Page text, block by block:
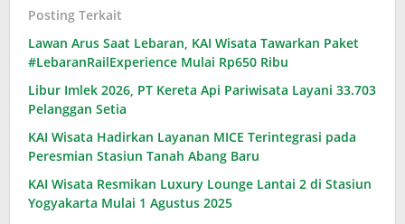
Posting Terkait
Lawan Arus Saat Lebaran, KAI Wisata Tawarkan Paket
#LebaranRailExperience Mulai Rp650 Ribu
Libur Imlek 2026, PT Kereta Api Pariwisata Layani 33.703
Pelanggan Setia
KAI Wisata Hadirkan Layanan MICE Terintegrasi pada
Peresmian Stasiun Tanah Abang Baru
KAI Wisata Resmikan Luxury Lounge Lantai 2 di Stasiun
Yogyakarta Mulai 1 Agustus 2025